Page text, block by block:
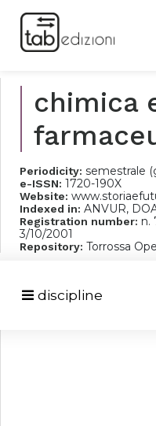
chimica
Periodicity: semestrale
e-ISSN: 1720-190X
Website:
Indexed in: ANVUR,
Registration number: n.
3/10/2001
Repository: Torrossa
discipline